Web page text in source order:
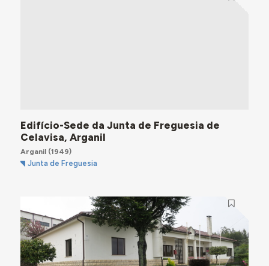
Edifício-Sede da Junta de Freguesia de
Celavisa, Arganil
Arganil(1949)
Junta de Freguesia